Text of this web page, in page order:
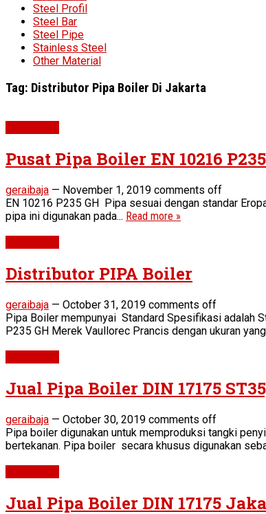
Steel Profil
Steel Bar
Steel Pipe
Stainless Steel
Other Material
Tag: Distributor Pipa Boiler Di Jakarta
Pusat Pipa Boiler EN 10216
geraibaja — November 1, 2019 comments off
EN 10216 P235 GH Pipa sesuai dengan standar
pipa ini digunakan pada... Read more »
Distributor PIPA Boiler
geraibaja — October 31, 2019 comments off
Pipa Boiler mempunyai Standard Spesifikasi adalah
P235 GH Merek Vaullorec Prancis dengan ukuran
Jual Pipa Boiler DIN 17175
geraibaja — October 30, 2019 comments off
Pipa boiler digunakan untuk memproduksi tangki
bertekanan. Pipa boiler secara khusus digunakan
Jual Pipa Boiler DIN 17175